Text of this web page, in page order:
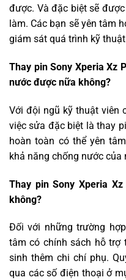
được. Và đặc biệt sẽ
làm. Các bạn sẽ yên tâm
giám sát quá trình kỹ
Thay pin Sony Xperia Xz
nước được nữa không?
Với đội ngũ kỹ thuật viên
việc sửa đặc biệt là thay
hoàn toàn có thể yên
khả năng chống nước của
Thay pin Sony Xperia
không?
Đối với những trường
tâm có chính sách hỗ trợ
sinh thêm chi chí phụ.
qua các số điện thoại ở